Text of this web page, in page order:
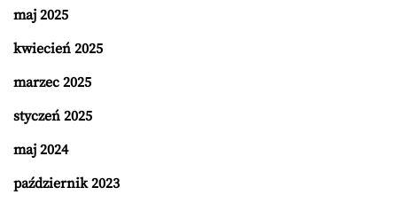
maj 2025
kwiecień 2025
marzec 2025
styczeń 2025
maj 2024
październik 2023